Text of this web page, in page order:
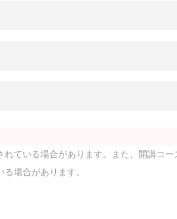
れている場合があります。また、開講コ
場合があります。